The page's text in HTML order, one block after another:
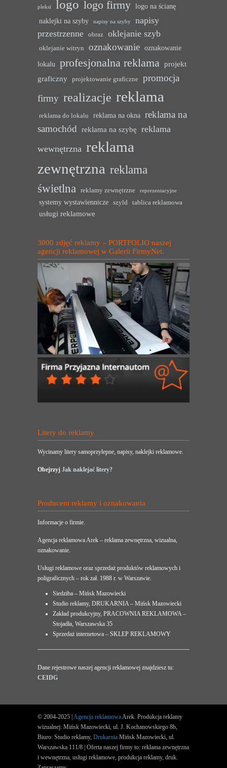
pleksi logo logo firmy logo na ścianę
naklejki na szyby
napisy na szyby
napisy
przestrzenne
obraz oklejanie szyb
oklejanie witryn oznakowanie oznakowanie
lokalu profesjonalna reklama projekt
graficzny
projektowanie graficzne
promocja
firmy realizacje reklama
reklama do lokalu reklama na okna reklama na
samochód reklama na szybę reklama
wewnętrzna reklama
zewnętrzna reklama
świetlna
reklamy zewnętrzne reprezentacyjne
systemy wystawiennicze szyld tablica reklamowa
usługi reklamowe
3000 zdjęć reklamy – PORTFOLIO naszej
agencji reklamowej w Galerii FirmyNet.
Litery do reklamy
Wycinamy litery samoprzylepne, napisy, naklejki reklamowe.
Obejrzyj Jak naklejać litery?
Producent reklamy i oznakowania
Informacje o firmie.
Agencja reklamowa Arek – reklama zewnętrzna, wizualna,
oznakowanie.
Usługi reklamowe oraz sprzedaż produktów reklamowych i
poligraficznych – rok zał. 1988 r. w Warszawie.
Siedziba – Mińsk Mazowiecki
Studio reklamy, DRUKARNIA – Mińsk Mazowiecki
Zakład produkcyjny, PRACOWNIA REKLAMOWA –
Stojadła, Warszawska 35
Sprzedaż internetowa – SKLEP REKLAMOWY
Dane rejestrowe naszej agencji reklamowej znajdziesz tu:
CEIDG
© 2004-2025 | Agencja reklamowaArek. Produkcja reklamy
wizualnej: Mińsk Mazowiecki, ul. J. Kochanowskiego 8b,
Biuro: Studio reklamy, Drukarnia Mińsk Mazowiecki, ul.
Warszawska 111/8 | Oferta naszej firmy to: reklama zewnętrzna
i wewnętrzna, usługi reklamowe, produkcja reklamy, druk.